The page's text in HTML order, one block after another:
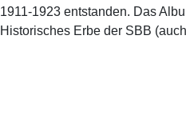
1911-1923 entstanden. Das
Historisches Erbe der SBB